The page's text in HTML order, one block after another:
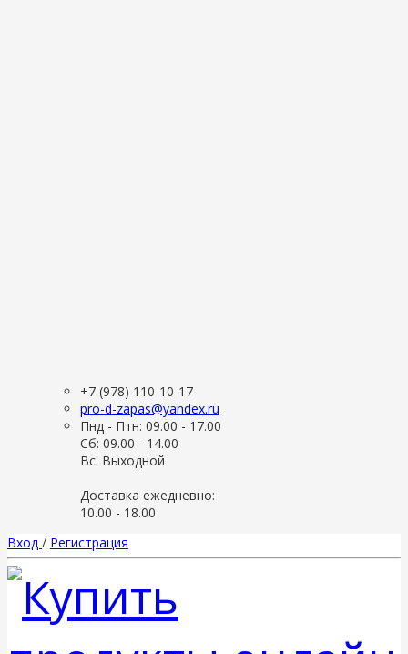
+7 (978) 110-10-17
pro-d-zapas@yandex.ru
Пнд - Птн: 09.00 - 17.00
Сб: 09.00 - 14.00
Вс: Выходной
Доставка ежедневно:
10.00 - 18.00
Вход / Регистрация